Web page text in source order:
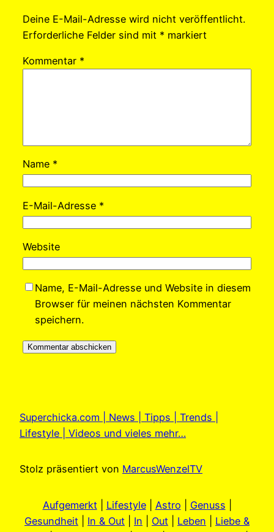
Deine E-Mail-Adresse wird nicht veröffentlicht.
Erforderliche Felder sind mit * markiert
Kommentar *
Name *
E-Mail-Adresse *
Website
Name, E-Mail-Adresse und Website in diesem
Browser für meinen nächsten Kommentar
speichern.
Superchicka.com | News | Tipps | Trends |
Lifestyle | Videos und vieles mehr…
Stolz präsentiert von MarcusWenzelTV
Aufgemerkt| Lifestyle| Astro Genuss
Gesundheit
In & Out In Out Leben
Liebe &